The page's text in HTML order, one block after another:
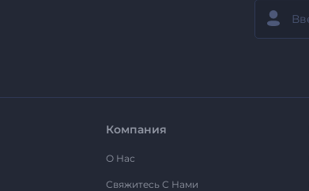
Компания
О Нас
Свяжитесь С Нами